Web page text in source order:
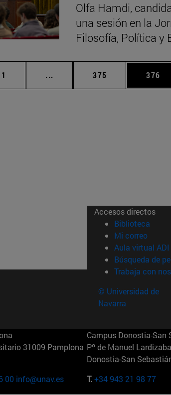
Olfa Hamdi,
una sesión en la
Filosofía, Política y
Página
1 ... Páginas intermedias Use TAB
Página
375 Página
376
Accesos directos
Biblioteca
Mi correo(abre
Aula virtual ADI
Búsqueda de
Trabaja con
© Universidad de
Navarra
31009 Pamplona
00 info@unav.es
Campus Donostia-San
Pº de Manuel
Donostia-San
T.+34 943 21 98 77